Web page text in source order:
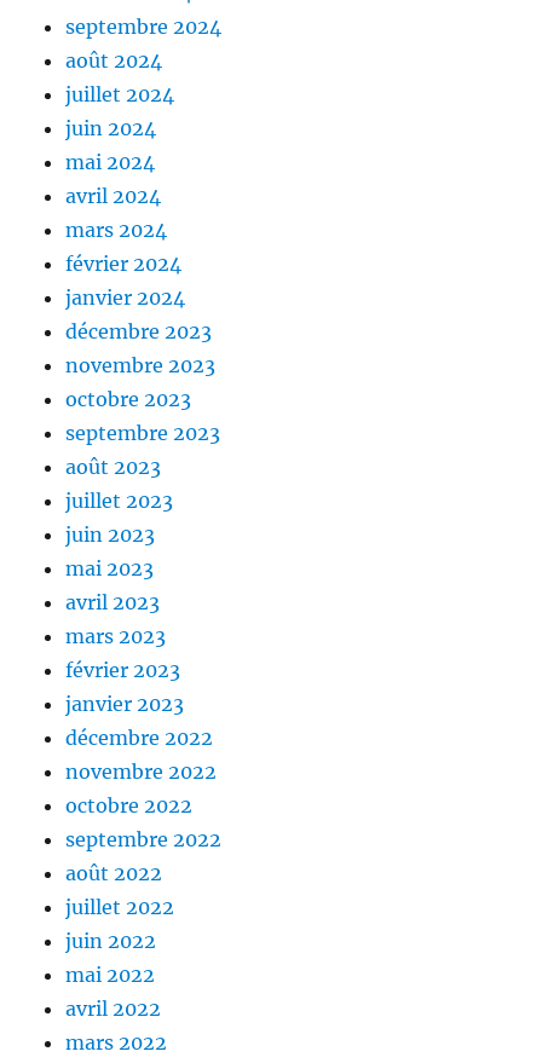
septembre 2024
août 2024
juillet 2024
juin 2024
mai 2024
avril 2024
mars 2024
février 2024
janvier 2024
décembre 2023
novembre 2023
octobre 2023
septembre 2023
août 2023
juillet 2023
juin 2023
mai 2023
avril 2023
mars 2023
février 2023
janvier 2023
décembre 2022
novembre 2022
octobre 2022
septembre 2022
août 2022
juillet 2022
juin 2022
mai 2022
avril 2022
mars 2022